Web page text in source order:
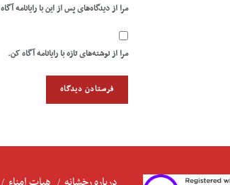
مرا از دیدگاه‌های پس از این با رایانامه
مرا از نوشته‌های تازه با رایانامه آگاه کن.